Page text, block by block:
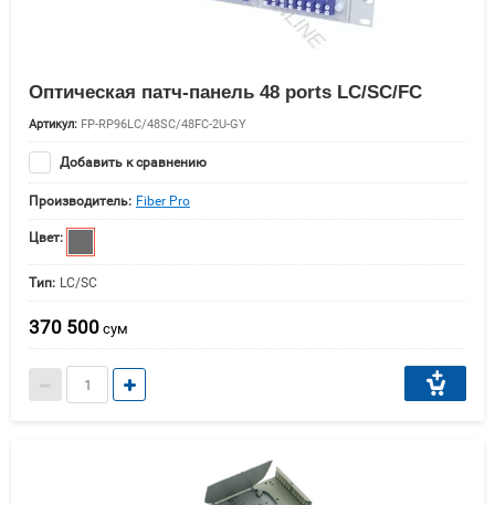
Оптическая патч-панель 48 ports LC/SC/FC
Артикул: FP-RP96LC/48SC/48FC-2U-GY
Добавить к сравнению
Производитель: Fiber Pro
Цвет:
Тип: LC/SC
370 500 сум